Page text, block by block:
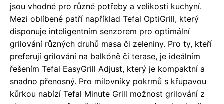
jsou vhodné pro různé potřeby a velikosti kuchyní.
Mezi oblíbené patří například Tefal OptiGrill, který
disponuje inteligentním senzorem pro optimální
grilování různých druhů masa či zeleniny. Pro ty, kteří
preferují grilování na balkóně či terase, je ideálním
řešením Tefal EasyGrill Adjust, který je kompaktní a
snadno přenosný. Pro milovníky pokrmů s křupavou
kůrkou nabízí Tefal Minute Grill možnost grilování z